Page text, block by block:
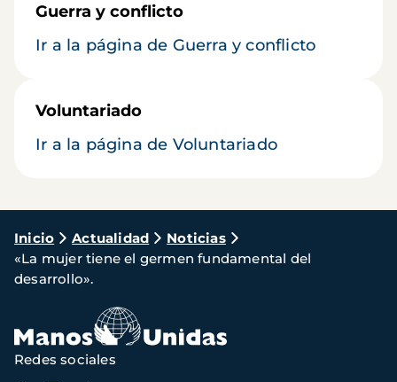
Guerra y conflicto
Ir a la página de Guerra y conflicto
Voluntariado
Ir a la página de Voluntariado
Ruta
de
navegación
Inicio Actualidad
Noticias
«La mujer tiene el germen fundamental del
desarrollo».
Redes sociales